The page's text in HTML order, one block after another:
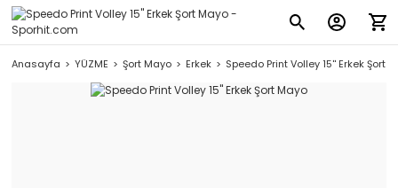
Anasayfa YÜZME Şort Mayo Erkek Speedo Print Volley 15'' Erkek Şort